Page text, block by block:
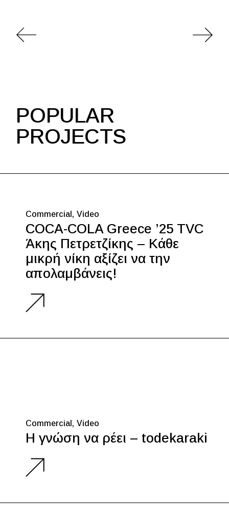
POPULAR
PROJECTS
Commercial Video
COCA-COLA Greece ’25 TVC
Άκης Πετρετζίκης – Κάθε
μικρή νίκη αξίζει να την
απολαμβάνεις!
Commercial Video
Η γνώση να ρέει – todekaraki